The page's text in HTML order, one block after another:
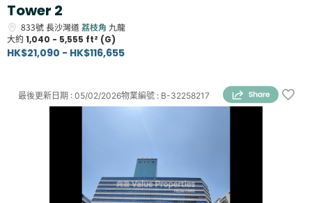
Tower 2
833號長沙灣道荔枝角 九龍
大約 1,040 - 5,555 ft² (G)
HK$21,090 - HK$116,655
物業編號 : B-32258217
最後更新日期 : 05/02/2026